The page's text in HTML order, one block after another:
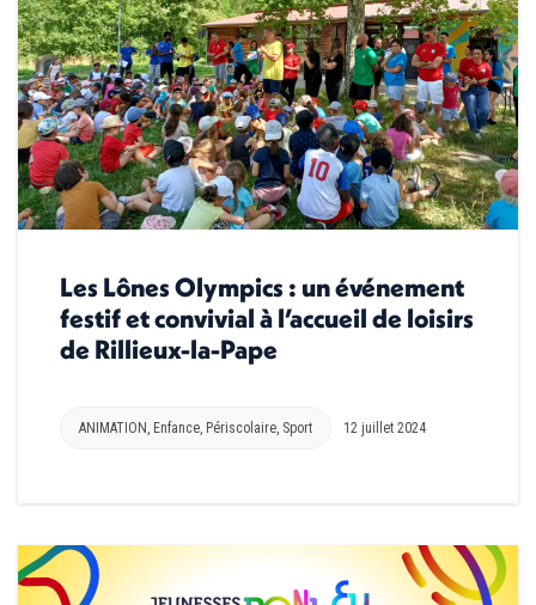
Les Lônes Olympics : un événement
festif et convivial à l’accueil de loisirs
de Rillieux-la-Pape
ANIMATION , Enfance, Périscolaire, Sport 12 juillet 2024